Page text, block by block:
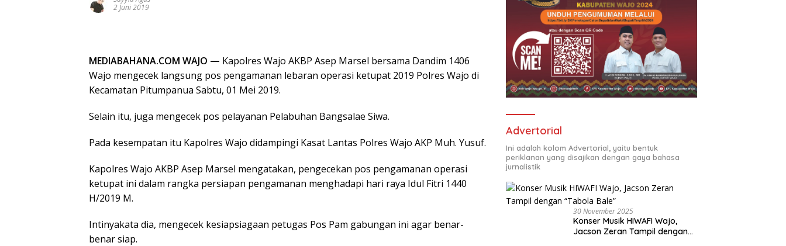
2 Juni 2019
MEDIABAHANA.COM WAJO — Kapolres Wajo AKBP Asep Marsel bersama Dandim 1406
Wajo mengecek langsung pos pengamanan lebaran operasi ketupat 2019 Polres Wajo di
Kecamatan Pitumpanua Sabtu, 01 Mei 2019.
Selain itu, juga mengecek pos pelayanan Pelabuhan Bangsalae Siwa.
Pada kesempatan itu Kapolres Wajo didampingi Kasat Lantas Polres Wajo AKP Muh. Yusuf.
Kapolres Wajo AKBP Asep Marsel mengatakan, pengecekan pos pengamanan operasi
ketupat ini dalam rangka persiapan pengamanan menghadapi hari raya Idul Fitri 1440
H/2019 M.
Intinyakata dia, mengecek kesiapsiagaan petugas Pos Pam gabungan ini agar benar-
benar siap.
Advertorial
Ini adalah kolom Advertorial, yaitu bentuk
periklanan yang disajikan dengan gaya bahasa
jurnalistik
30 November 2025
Konser Musik HIWAFI Wajo,
Jacson Zeran Tampil dengan